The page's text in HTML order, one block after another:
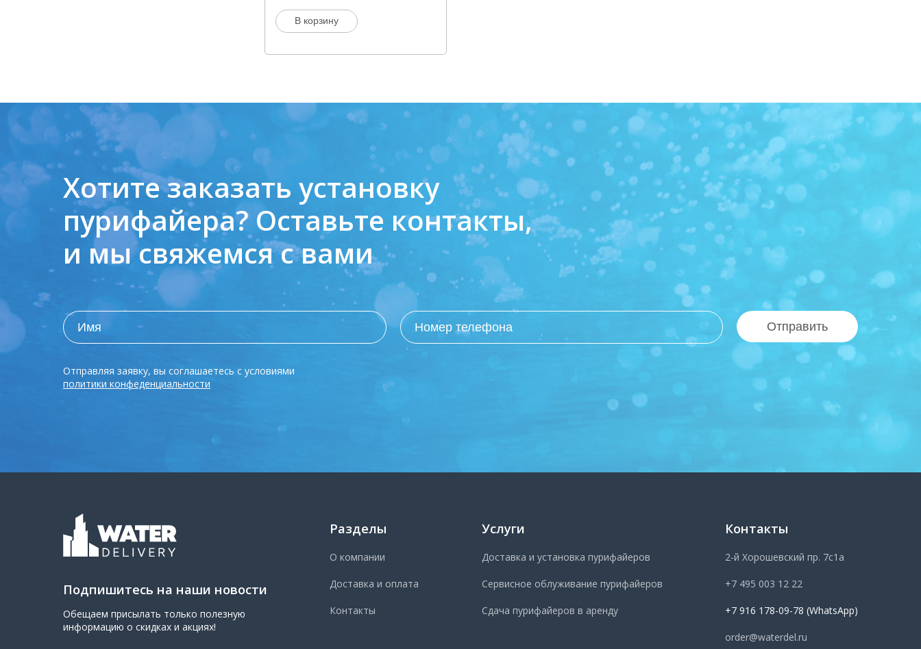
В корзину
Хотите заказать установку
пурифайера?Оставьте контакты,
и мы свяжемся с вами
Отправить
Отправляя заявку, вы соглашаетесь с условиями
политики конфеденциальности
Подпишитесь на наши новости
Обещаем присылать только полезную
информацию о скидках и акциях!
Разделы
О компании
Доставка и оплата
Контакты
Услуги
Доставка и установка пурифайеров
Сервисное облуживание пурифайеров
Сдача пурифайеров в аренду
Контакты
2-й Хорошевский пр. 7с1а
+7 495 003 12 22
+7 916 178-09-78 (WhatsApp)
order@waterdel.ru